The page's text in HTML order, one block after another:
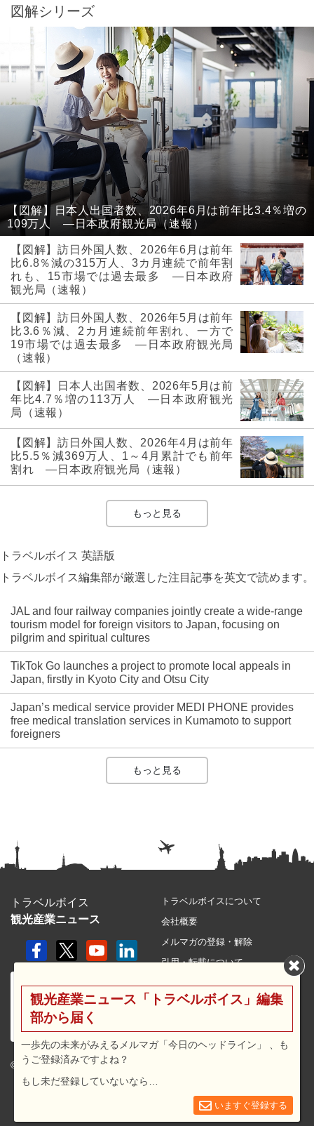
図解シリーズ
【図解】日本人出国者数、2026年6月は前年比3.4％増の
109万人 ―日本政府観光局（速報）
【図解】訪日外国人数、2026年6月は前年
比6.8％減の315万人、3カ月連続で前年割
れも、15市場では過去最多 ―日本政府
観光局（速報）
【図解】訪日外国人数、2026年5月は前年
比3.6％減、2カ月連続前年割れ、一方で
19市場では過去最多 ―日本政府観光局
（速報）
【図解】日本人出国者数、2026年5月は前
年比4.7％増の113万人 ―日本政府観光
局（速報）
【図解】訪日外国人数、2026年4月は前年
比5.5％減369万人、1～4月累計でも前年
割れ ―日本政府観光局（速報）
もっと見る
トラベルボイス 英語版
トラベルボイス編集部が厳選した注目記事を英文で読めます。
JAL and four railway companies jointly create a wide-range
tourism model for foreign visitors to Japan, focusing on
pilgrim and spiritual cultures
TikTok Go launches a project to promote local appeals in
Japan, firstly in Kyoto City and Otsu City
Japan’s medical service provider MEDI PHONE provides
free medical translation services in Kumamoto to support
foreigners
もっと見る
トラベルボイス
観光産業ニュース
© 2026 travel voice.
トラベルボイスについて
会社概要
メルマガの登録・解除
引用・転載について
利用規約
広告メニュー・料金
観光産業ニュース「トラベルボイス」編集
部から届く
一歩先の未来がみえるメルマガ「今日のヘッドライン」 、も
うご登録済みですよね？
もし未だ登録していないなら…
いますぐ登録する